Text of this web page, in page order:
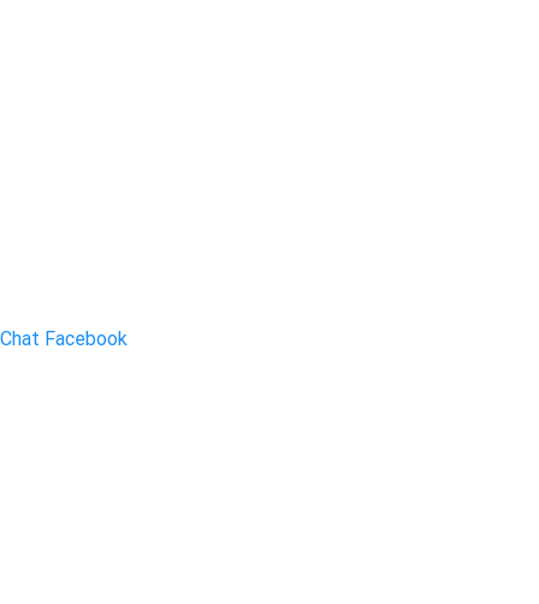
Chat Facebook